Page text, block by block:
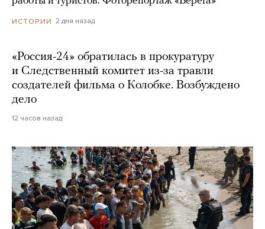
ИСТОРИИ 2 дня назад
«Россия-24» обратилась в прокуратуру
и Следственный комитет из-за травли
создателей фильма о Колобке. Возбуждено
дело
12 часов назад